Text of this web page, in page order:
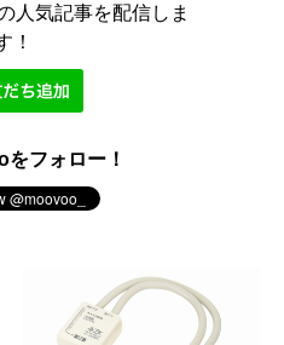
人気記事を配信しま
！
フォロー！